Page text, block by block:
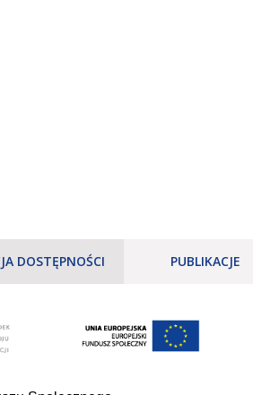
DOSTĘPNOŚCI PUBLIKACJE